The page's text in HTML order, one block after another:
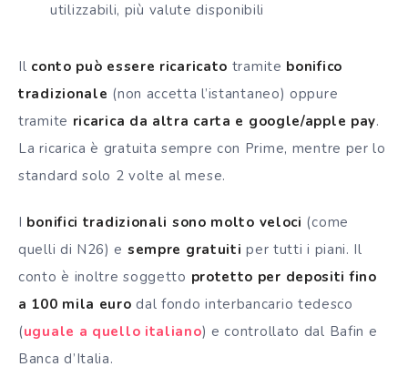
utilizzabili, più valute disponibili
Il conto può essere ricaricato tramite bonifico
tradizionale (non accetta l’istantaneo) oppure
tramite ricarica da altra carta e google/apple pay.
La ricarica è gratuita sempre con Prime, mentre per lo
standard solo 2 volte al mese.
I bonifici tradizionali sono molto veloci (come
quelli di N26) e sempre gratuiti per tutti i piani. Il
conto è inoltre soggetto protetto per depositi fino
a 100 mila euro dal fondo interbancario tedesco
(uguale a quello italiano) e controllato dal Bafin e
Banca d’Italia.